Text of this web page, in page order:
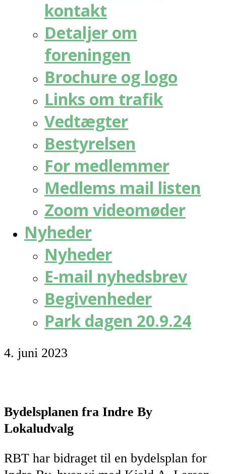
kontakt
Detaljer om
foreningen
Brochure og logo
Links om trafik
Vedtægter
Bestyrelsen
For medlemmer
Medlems mail listen
Zoom videomøder
Nyheder
Nyheder
E-mail nyhedsbrev
Begivenheder
Park dagen 20.9.24
4. juni 2023
Bydelsplanen fra Indre By
Lokaludvalg
RBT har bidraget til en bydelsplan for